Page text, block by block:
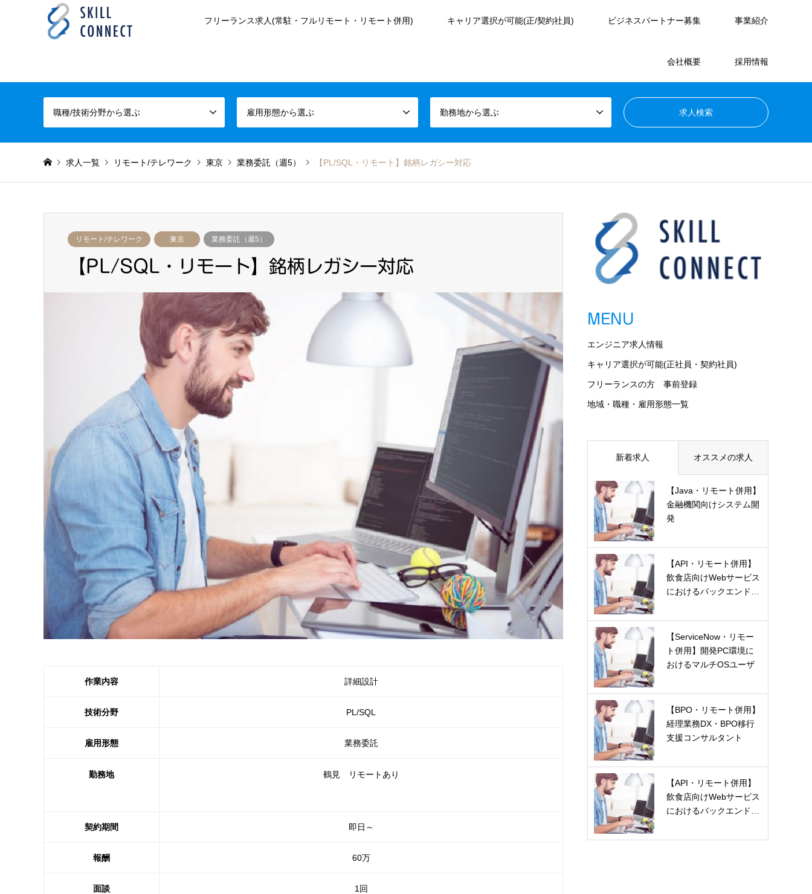
フリーランス求人(常駐・フルリモート・リモート併用) キャリア選択が可能(正/契約社員) ビジネスパートナー募集 事業紹介
会社概要 採用情報
職種/技術分野から選ぶ 雇用形態から選ぶ 勤務地から選ぶ
求人一覧 リモート/テレワーク 東京 業務委託（週5） 【PL/SQL・リモート】銘柄レガシー対応
リモート/テレワーク 東京 業務委託（週5）
【PL/SQL・リモート】銘柄レガシー対応
作業内容 詳細設計
技術分野 PL/SQL
雇用形態 業務委託
勤務地 鶴見 リモートあり
契約期間 即日～
報酬 60万
面談 1回
MENU
エンジニア求人情報
キャリア選択が可能(正社員・契約社員)
フリーランスの方 事前登録
地域・職種・雇用形態一覧
新着求人 オススメの求人
【Java・リモート併用】
金融機関向けシステム開
発
【API・リモート併用】
飲食店向けWebサービス
におけるバックエンド…
【ServiceNow・リモー
ト併用】開発PC環境に
おけるマルチOSユーザ
【BPO・リモート併用】
経理業務DX・BPO移行
支援コンサルタント
【API・リモート併用】
飲食店向けWebサービス
におけるバックエンド…